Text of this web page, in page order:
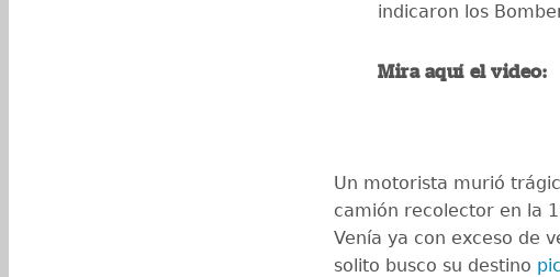
indicaron los
Mira aquí el video:
Un motorista murió
camión recolector en la
Venía ya con exceso de
solito busco su destino